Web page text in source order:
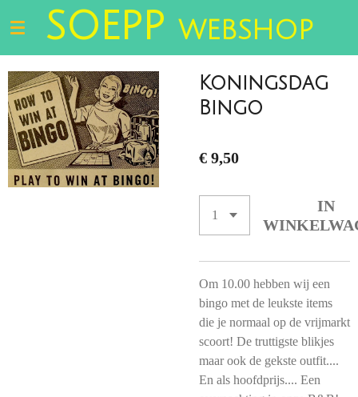
direct
naar
de
hoofdinhoud
SOEPP WEBSHOP
Koningsdag
Bingo
€ 9,50
IN
Om 10.00 hebben wij een
bingo met de leukste items
die je normaal op de vrijmarkt
scoort! De truttigste blikjes
maar ook de gekste outfit....
En als hoofdprijs.... Een